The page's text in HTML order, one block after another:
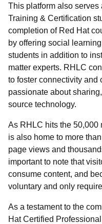
This platform also serves
Training & Certification
completion of Red Hat
by offering social
students in addition to
matter experts. RHLC
to foster connectivity and
passionate about
source technology.
As RHLC hits the 50,000
is also home to more
page views and
important to note that
consume content, and
voluntary and only
As a testament to the
Hat Certified